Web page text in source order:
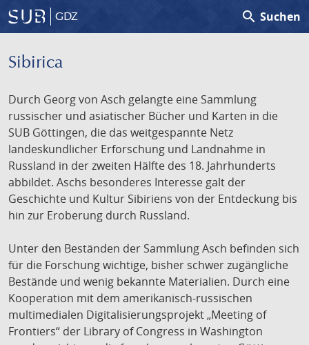
GDZ search Suchen
Sibirica
Durch Georg von Asch gelangte eine Sammlung
russischer und asiatischer Bücher und Karten in die
SUB Göttingen, die das weitgespannte Netz
landeskundlicher Erforschung und Landnahme in
Russland in der zweiten Hälfte des 18. Jahrhunderts
abbildet. Aschs besonderes Interesse galt der
Geschichte und Kultur Sibiriens von der Entdeckung bis
hin zur Eroberung durch Russland.
Unter den Beständen der Sammlung Asch befinden sich
für die Forschung wichtige, bisher schwer zugängliche
Bestände und wenig bekannte Materialien. Durch eine
Kooperation mit dem amerikanisch-russischen
multimedialen Digitalisierungsprojekt „Meeting of
Frontiers“ der Library of Congress in Washington